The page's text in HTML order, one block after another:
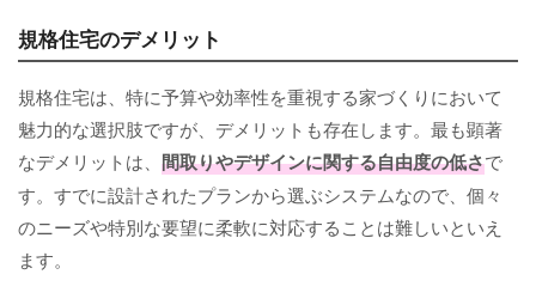
規格住宅のデメリット
規格住宅は、特に予算や効率性を重視する家づくりにおいて
魅力的な選択肢ですが、デメリットも存在します。最も顕著
なデメリットは、 間取りやデザインに関する自由度の低さで
す。すでに設計されたプランから選ぶシステムなので、個々
のニーズや特別な要望に柔軟に対応することは難しいといえ
ます。